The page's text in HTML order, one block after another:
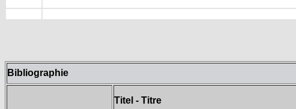
Bibliographie
Titel - Titre